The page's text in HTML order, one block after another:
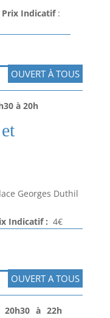
Indicatif:
OUVERT À TOUS
à 20h
Georges Duthil
Indicatif : 4€
OUVERT A TOUS
20h30 à 22h